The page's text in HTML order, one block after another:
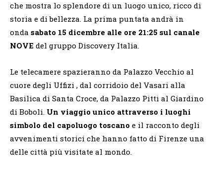
che mostra lo splendore di un luogo unico, ricco di
storia e di bellezza. La prima puntata andrà in
onda sabato 15 dicembre alle ore 21:25 sul canale
NOVE del gruppo Discovery Italia.
Le telecamere spazieranno da Palazzo Vecchio al
cuore degli Uffizi , dal corridoio del Vasari alla
Basilica di Santa Croce, da Palazzo Pitti al Giardino
di Boboli. Un viaggio unico attraverso i luoghi
simbolo del capoluogo toscano e il racconto degli
avvenimenti storici che hanno fatto di Firenze una
delle città più visitate al mondo.